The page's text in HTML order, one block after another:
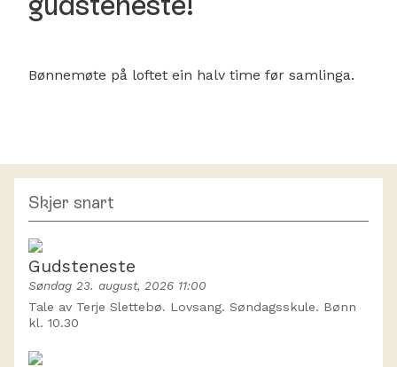
Bønnemøte på loftet ein halv time før samlinga.
Skjer snart
Gudsteneste
Søndag 23. august, 2026 11:00
Tale av Terje Slettebø. Lovsang. Søndagsskule. Bønn
kl. 10.30